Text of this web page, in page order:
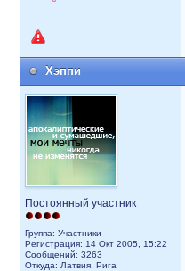
Хэппи
Постоянный участник
Группа: Участники
Регистрация: 14 Окт 2005, 15:22
Сообщений: 3263
Откуда: Латвия, Рига